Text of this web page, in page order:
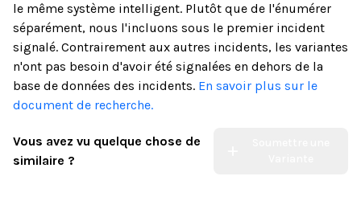
le même système intelligent. Plutôt que de l'énumérer
séparément, nous l'incluons sous le premier incident
signalé. Contrairement aux autres incidents, les variantes
n'ont pas besoin d'avoir été signalées en dehors de la
base de données des incidents. En savoir plus sur le
document de recherche.
Vous avez vu quelque chose de
similaire ?